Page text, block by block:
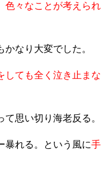
色々なことが考えられ
なり大変でした。
しても全く泣き止まな
思い切り海老反る。
暴れる。という風に手